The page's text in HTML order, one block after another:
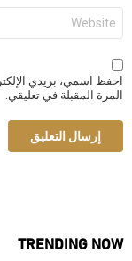
الموقع
الإلكتروني
احفظ اسمي، بريدي
المرة المقبلة في تعليقي.
TRENDING NOW